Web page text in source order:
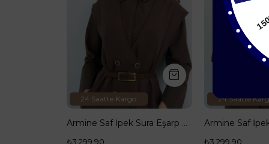
24 Saatte Kargo
Armine Saf İpek Sura Eşarp 9510D-32
₺3.299,90
24 Saatte
₺3.299,90